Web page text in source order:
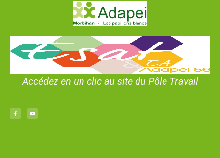
Accédez en un clic au site du Pôle Travail